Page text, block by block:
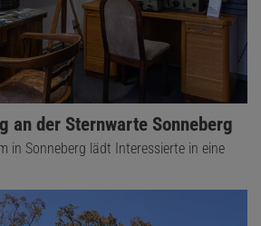
an der Sternwarte Sonneberg
in Sonneberg lädt Interessierte in eine